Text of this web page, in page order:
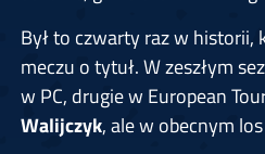
Był to czwarty raz w historii,
meczu o tytuł. W zeszłym
w PC, drugie w European
Walijczyk, ale w obecnym